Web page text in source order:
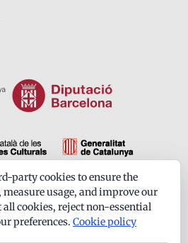
party cookies to ensure the
usage, and improve our
all cookies, reject non-essential
preferences. Cookie policy